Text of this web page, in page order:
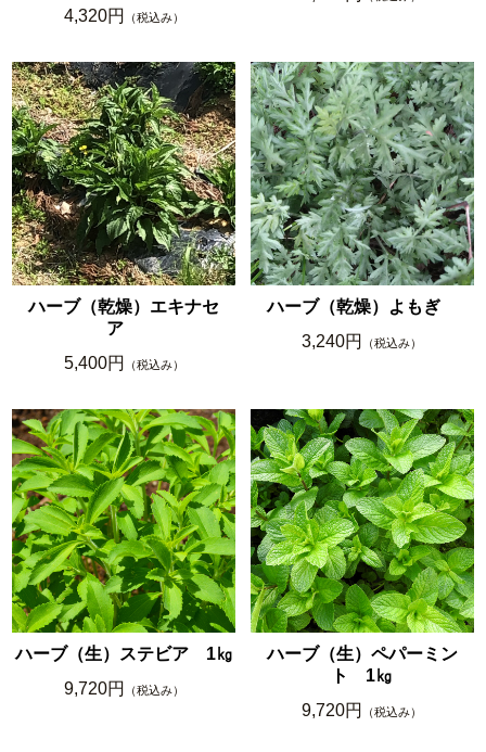
4,320円 （税込み）
ハーブ（乾燥）エキナセ
ア
5,400円
（税込み）
ハーブ（乾燥）よもぎ
3,240円
（税込み）
ハーブ（生）ステビア 1㎏
9,720円
（税込み）
ハーブ（生）ペパーミン
ト 1㎏
9,720円
（税込み）